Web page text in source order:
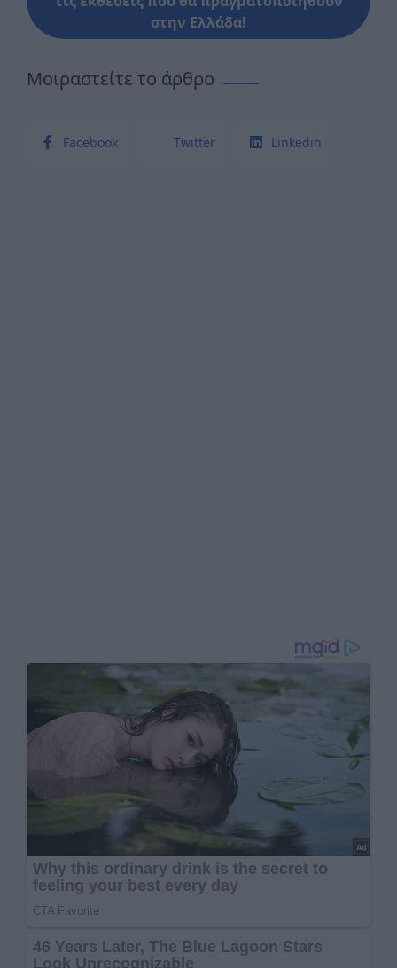
στην Ελλάδα!
Μοιραστείτε το άρθρο
Facebook Twitter Linkedin